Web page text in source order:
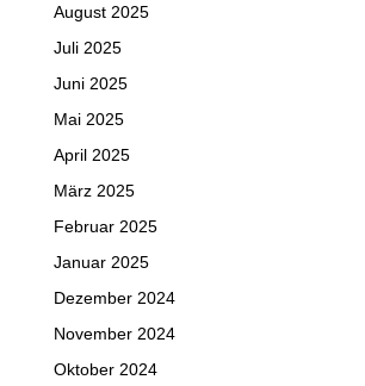
August 2025
Juli 2025
Juni 2025
Mai 2025
April 2025
März 2025
Februar 2025
Januar 2025
Dezember 2024
November 2024
Oktober 2024